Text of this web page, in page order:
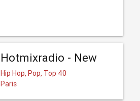
Hotmixradio - New
Hip Hop, Pop, Top 40
Paris